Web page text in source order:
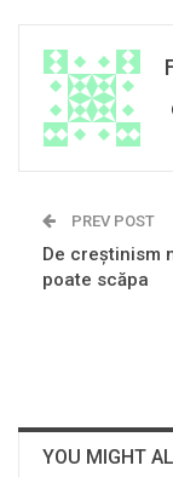
PREV POST
De creștinism
poate scăpa
YOU MIGHT